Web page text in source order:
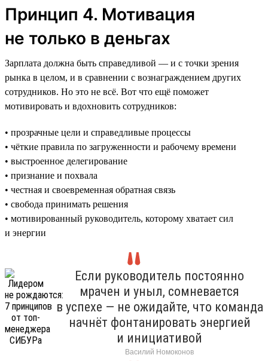
Принцип 4. Мотивация
не только в деньгах
Зарплата должна быть справедливой — и с точки зрения
рынка в целом, и в сравнении с вознаграждением других
сотрудников. Но это не всё. Вот что ещё поможет
мотивировать и вдохновить сотрудников:
• прозрачные цели и справедливые процессы
• чёткие правила по загруженности и рабочему времени
• выстроенное делегирование
• признание и похвала
• честная и своевременная обратная связь
• свобода принимать решения
• мотивированный руководитель, которому хватает сил
и энергии
Если руководитель постоянно
мрачен и уныл, сомневается
в успехе — не ожидайте, что команда
начнёт фонтанировать энергией
и инициативой
Василий Номоконов